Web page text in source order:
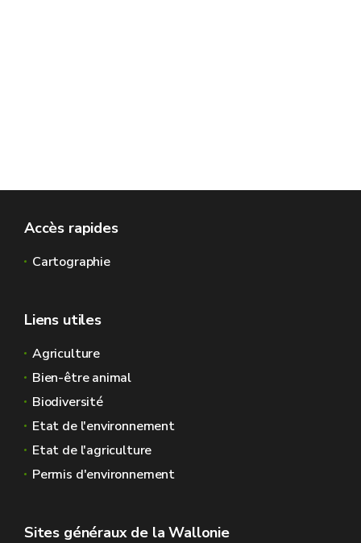
Accès rapides
Cartographie
Liens utiles
Agriculture
Bien-être animal
Biodiversité
Etat de l'environnement
Etat de l'agriculture
Permis d'environnement
Sites généraux de la Wallonie